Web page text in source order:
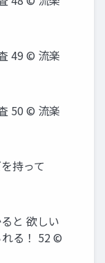
49 © 流楽
50 © 流楽
持って
と 欲しい
る！ 52 ©